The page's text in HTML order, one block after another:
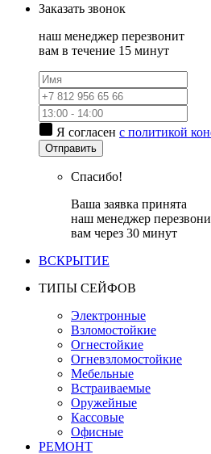
Заказать звонок
наш менеджер перезвонит
вам в течение 15 минут
Я согласен с политикой
Отправить
Спасибо!
Ваша заявка принята
наш менеджер
вам через 30 минут
ВСКРЫТИЕ
ТИПЫ СЕЙФОВ
Электронные
Взломостойкие
Огнестойкие
Огневзломостойкие
Мебельные
Встраиваемые
Оружейные
Кассовые
Офисные
РЕМОНТ